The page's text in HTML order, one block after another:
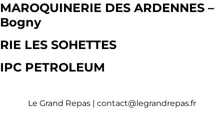
MAROQUINERIE DES ARDENNES –
Bogny
RIE LES SOHETTES
IPC PETROLEUM
Le Grand Repas | contact@legrandrepas.fr